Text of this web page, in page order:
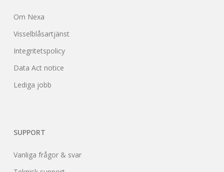
Om Nexa
Visselblåsartjänst
Integritetspolicy
Data Act notice
Lediga jobb
SUPPORT
Vanliga frågor & svar